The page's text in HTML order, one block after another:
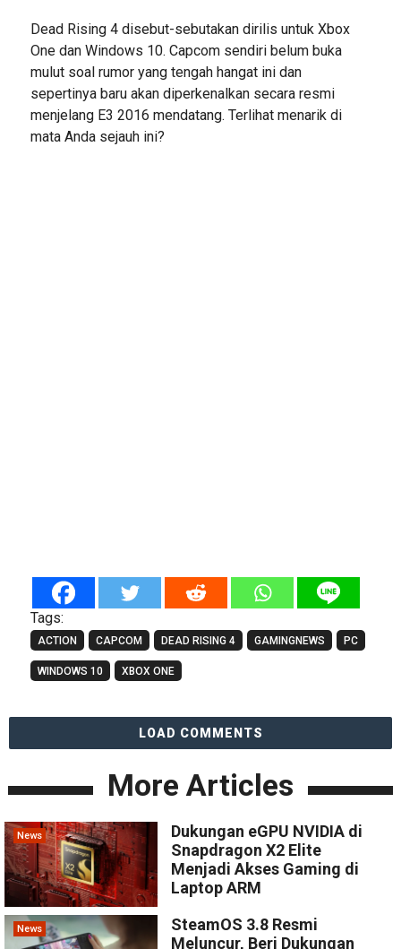
Dead Rising 4 disebut-sebutakan dirilis untuk Xbox
One dan Windows 10. Capcom sendiri belum buka
mulut soal rumor yang tengah hangat ini dan
sepertinya baru akan diperkenalkan secara resmi
menjelang E3 2016 mendatang. Terlihat menarik di
mata Anda sejauh ini?
Tags:
ACTION CAPCOM DEAD RISING 4 GAMINGNEWS PC
WINDOWS 10 XBOX ONE
LOAD COMMENTS
More Articles
News
Dukungan eGPU NVIDIA di
Snapdragon X2 Elite
Menjadi Akses Gaming di
Laptop ARM
News
SteamOS 3.8 Resmi
Meluncur, Beri Dukungan